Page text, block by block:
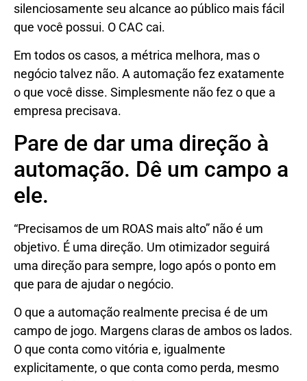
silenciosamente seu alcance ao público mais fácil
que você possui. O CAC cai.
Em todos os casos, a métrica melhora, mas o
negócio talvez não. A automação fez exatamente
o que você disse. Simplesmente não fez o que a
empresa precisava.
Pare de dar uma direção à
automação. Dê um campo a
ele.
“Precisamos de um ROAS mais alto” não é um
objetivo. É uma direção. Um otimizador seguirá
uma direção para sempre, logo após o ponto em
que para de ajudar o negócio.
O que a automação realmente precisa é de um
campo de jogo. Margens claras de ambos os lados.
O que conta como vitória e, igualmente
explicitamente, o que conta como perda, mesmo